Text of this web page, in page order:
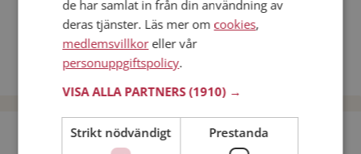
Fler singelmän från Färgelanda:Linus66,Jolik,kjell312
Kvinnor från Färgelanda
Dejta kvinnor i Sverige
Dejta män i Sverige
Bli medlem utan kostnad!
de har samlat in från din användning av
deras tjänster. Läs mer om cookies,
medlemsvillkoreller vår
personuppgiftspolicy.
VISA ALLA PARTNERS(1910) →
Strikt nödvändigt Prestanda